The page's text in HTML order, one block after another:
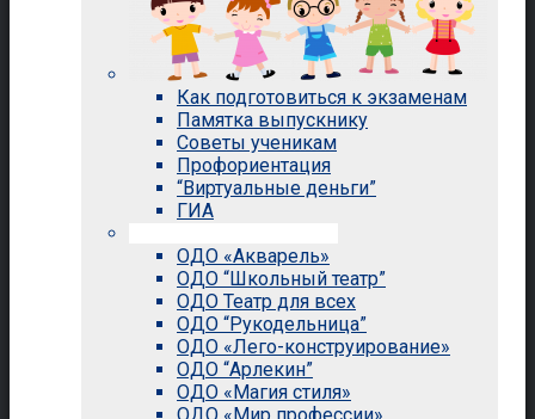
Как подготовиться к экзаменам
Памятка выпускнику
Советы ученикам
Профориентация
“Виртуальные деньги”
ГИА
ОДО «Акварель»
ОДО “Школьный театр”
ОДО Театр для всех
ОДО “Рукодельница”
ОДО «Лего-конструирование»
ОДО “Арлекин”
ОДО «Магия стиля»